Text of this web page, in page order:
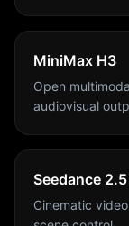
MiniMax H3
Open
audiovisual
Seedance 2.5
Cinematic